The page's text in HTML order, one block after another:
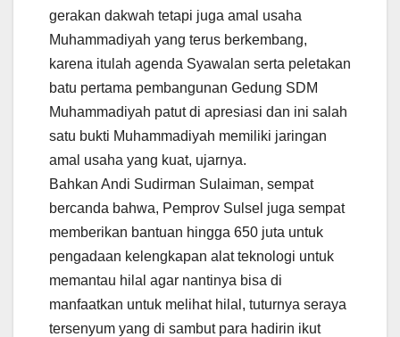
gerakan dakwah tetapi juga amal usaha
Muhammadiyah yang terus berkembang,
karena itulah agenda Syawalan serta peletakan
batu pertama pembangunan Gedung SDM
Muhammadiyah patut di apresiasi dan ini salah
satu bukti Muhammadiyah memiliki jaringan
amal usaha yang kuat, ujarnya.
Bahkan Andi Sudirman Sulaiman, sempat
bercanda bahwa, Pemprov Sulsel juga sempat
memberikan bantuan hingga 650 juta untuk
pengadaan kelengkapan alat teknologi untuk
memantau hilal agar nantinya bisa di
manfaatkan untuk melihat hilal, tuturnya seraya
tersenyum yang di sambut para hadirin ikut